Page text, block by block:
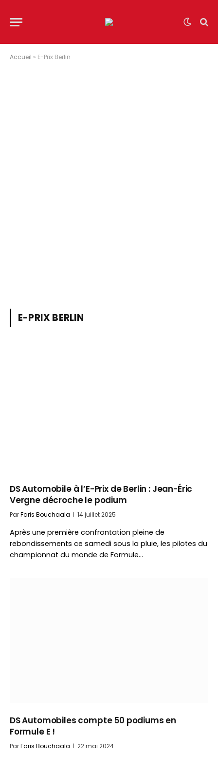
Accueil » E-Prix Berlin
E-PRIX BERLIN
DS Automobile à l’E-Prix de Berlin : Jean-Éric
Vergne décroche le podium
ParFaris Bouchaala 14 juillet 2025
Après une première confrontation pleine de
rebondissements ce samedi sous la pluie, les pilotes du
championnat du monde de Formule…
DS Automobiles compte 50 podiums en
Formule E !
ParFaris Bouchaala 22 mai 2024